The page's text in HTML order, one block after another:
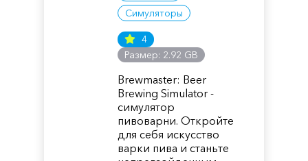
Симуляторы
4
Размер: 2.92 GB
Brewmaster: Beer
Brewing Simulator -
симулятор
пивоварни. Откройте
для себя искусство
варки пива и станьте